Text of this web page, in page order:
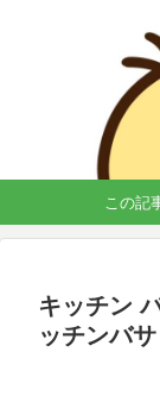
この記
キッチン
ッチンバ